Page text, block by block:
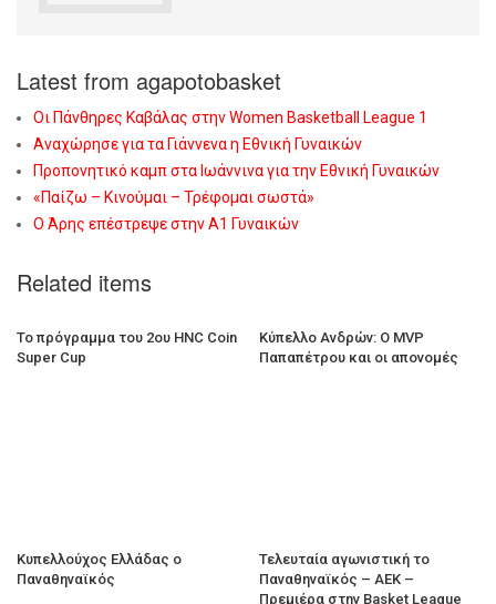
Latest from agapotobasket
Οι Πάνθηρες Καβάλας στην Women Basketball League 1
Αναχώρησε για τα Γιάννενα η Εθνική Γυναικών
Προπονητικό καμπ στα Ιωάννινα για την Εθνική Γυναικών
«Παίζω – Κινούμαι – Τρέφομαι σωστά»
Ο Άρης επέστρεψε στην Α1 Γυναικών
Related items
Το πρόγραμμα του 2ου HNC Coin
Super Cup
Κύπελλο Ανδρών: Ο MVP
Παπαπέτρου και οι απονομές
Κυπελλούχος Ελλάδας ο
Παναθηναϊκός
Τελευταία αγωνιστική το
Παναθηναϊκός – ΑΕΚ –
Πρεμιέρα στην Basket League